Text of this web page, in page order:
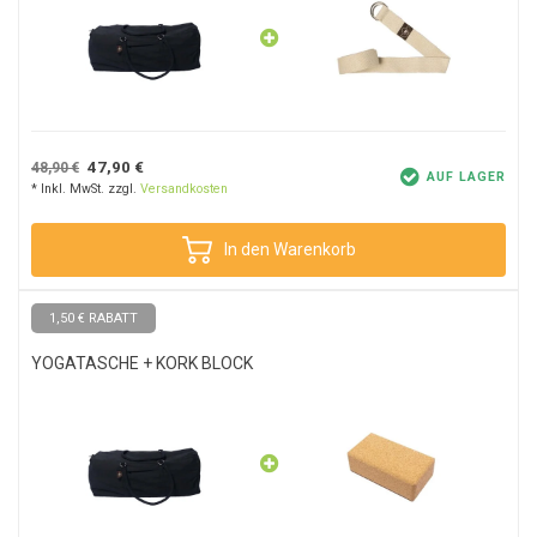
48,90 € 47,90 €
* Inkl. MwSt. zzgl. Versandkosten
AUF LAGER
In den Warenkorb
1,50 € RABATT
YOGATASCHE + KORK BLOCK